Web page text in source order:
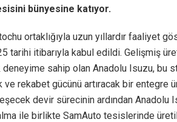
bünyesine katıyor.
ortaklığıyla uzun yıllardır faaliyet
tarihi itibarıyla kabul edildi. Gelişmiş
sahip olan Anadolu Isuzu, bu
ve rekabet gücünü artıracak bir entegre
devir sürecinin ardından Anadolu
ile birlikte SamAuto tesislerinde